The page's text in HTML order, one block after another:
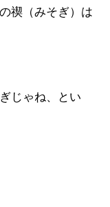
禊（みそぎ）は
じゃね、とい